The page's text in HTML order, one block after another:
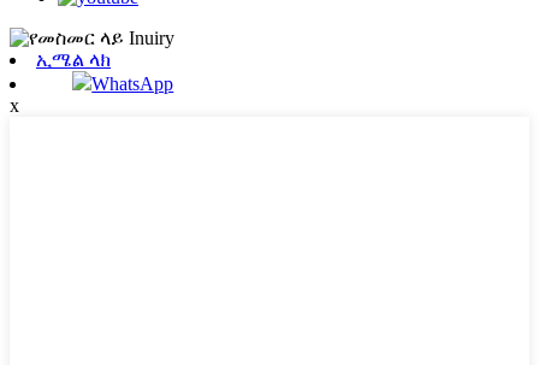
ኢሜል ላክ
WhatsApp
x